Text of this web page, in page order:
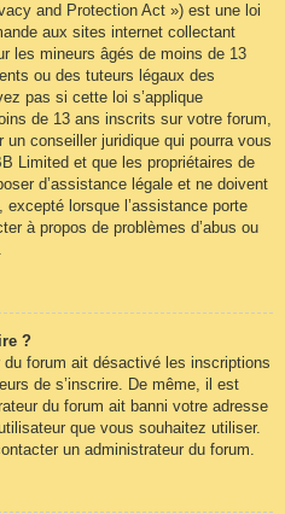
and Protection Act ») est une loi
aux sites internet collectant
les mineurs âgés de moins de 13
ou des tuteurs légaux des
pas si cette loi s’applique
de 13 ans inscrits sur votre forum,
conseiller juridique qui pourra vous
Limited et que les propriétaires de
d’assistance légale et ne doivent
lorsque l’assistance porte
à propos de problèmes d’abus ou
?
du forum ait désactivé les inscriptions
de s’inscrire. De même, il est
du forum ait banni votre adresse
que vous souhaitez utiliser.
un administrateur du forum.